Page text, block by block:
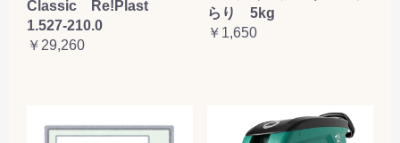
Classic Re!Plast
1.527-210.0
￥29,260
らり 5kg
￥1,650